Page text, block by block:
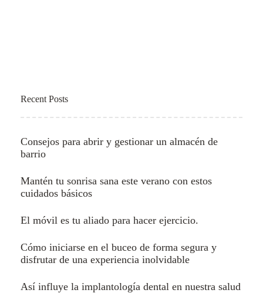
Recent Posts
Consejos para abrir y gestionar un almacén de
barrio
Mantén tu sonrisa sana este verano con estos
cuidados básicos
El móvil es tu aliado para hacer ejercicio.
Cómo iniciarse en el buceo de forma segura y
disfrutar de una experiencia inolvidable
Así influye la implantología dental en nuestra salud